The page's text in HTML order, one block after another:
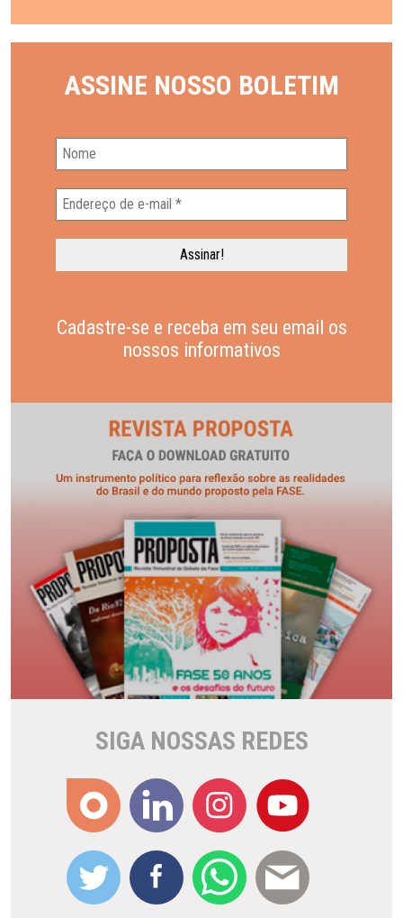
ASSINE NOSSO BOLETIM
Cadastre-se e receba em seu email os
nossos informativos
SIGA NOSSAS REDES